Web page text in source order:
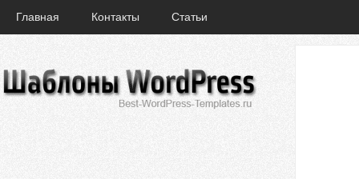
Главная Контакты Статьи